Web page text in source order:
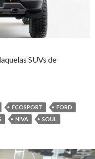
SUVs de
ECOSPORT
FORD
NIVA SOUL